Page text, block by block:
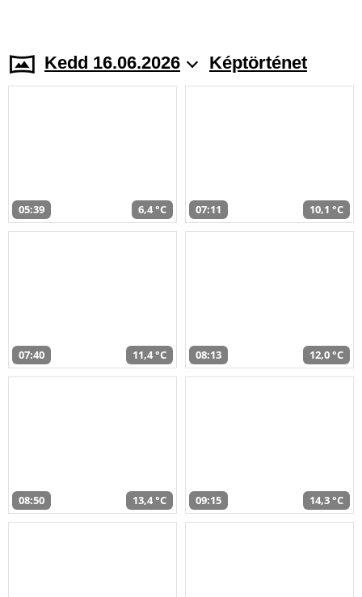
Kedd 16.06.2026 Képtörténet
05:39 6,4 °C 07:11 10,1 °C
07:40 11,4 °C 08:13 12,0 °C
08:50 13,4 °C 09:15 14,3 °C